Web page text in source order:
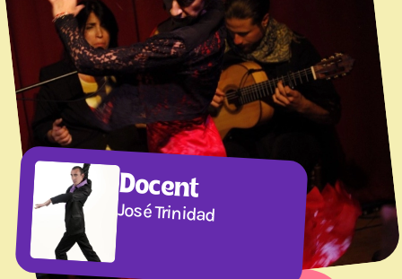
Docent
José Trinidad